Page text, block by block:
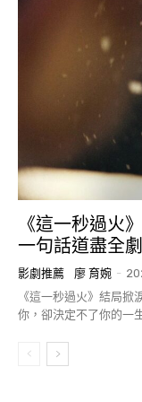
《這一秒過火
一句話道盡全
影劇推薦 廖 育婉 -
《這一秒過火》結局
你，卻決定不了你的一